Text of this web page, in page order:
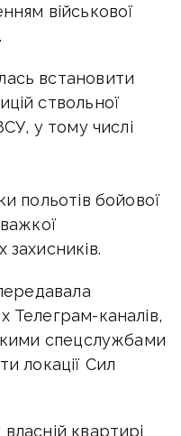
військової
встановити
ствольної
у тому числі
польотів бойової
захисників.
Телеграм-каналів,
спецслужбами
локації Сил
квартирі